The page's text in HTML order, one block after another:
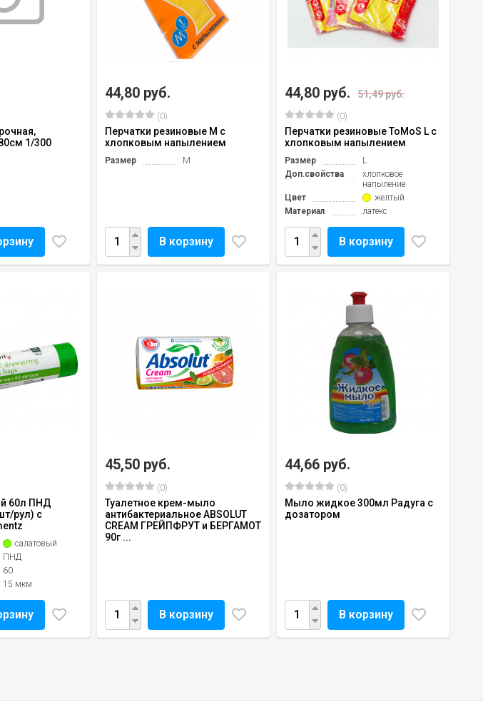
1/300
44,80 руб.
(0)
Перчатки резиновые M с
хлопковым напылением
Размер M
В корзину
44,80 руб. 51,49 руб.
(0)
Перчатки резиновые ToMoS L с
хлопковым напылением
Размер
L
Доп.свойства
хлопковое
напыление
Цвет
желтый
Материал
латекс
В корзину
60л ПНД
рул) с
салатовый
ПНД
60
15 мкм
45,50 руб.
(0)
Туалетное крем-мыло
антибактериальное ABSOLUT
CREAM ГРЕЙПФРУТ и БЕРГАМОТ
90г ...
В корзину
44,66 руб.
(0)
Мыло жидкое 300мл Радуга с
дозатором
В корзину